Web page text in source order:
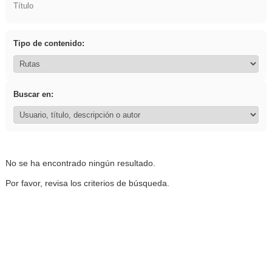
Título
Tipo de contenido:
Buscar en:
No se ha encontrado ningún resultado.
Por favor, revisa los criterios de búsqueda.